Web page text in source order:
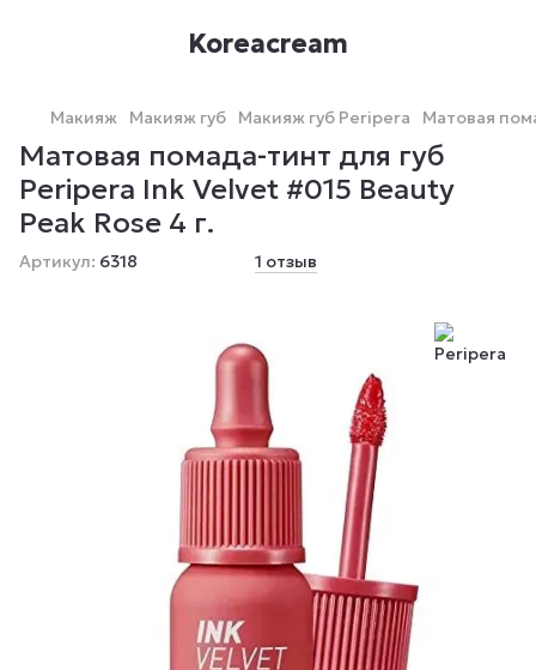
Koreacream
Макияж Макияж губ Макияж губ Peripera Матовая
Матовая помада-тинт для губ
Peripera Ink Velvet #015 Beauty
Peak Rose 4 г.
Артикул: 6318 1 отзыв